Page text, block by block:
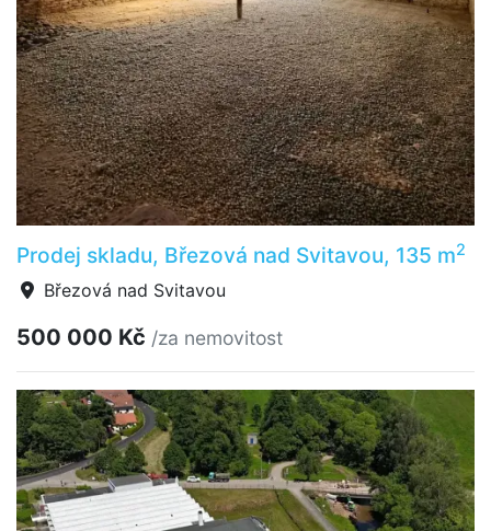
Prodej skladu, Březová nad Svitavou, 135 m2
Březová nad Svitavou
500 000 Kč /za nemovitost